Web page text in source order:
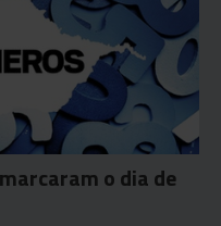
o dia de